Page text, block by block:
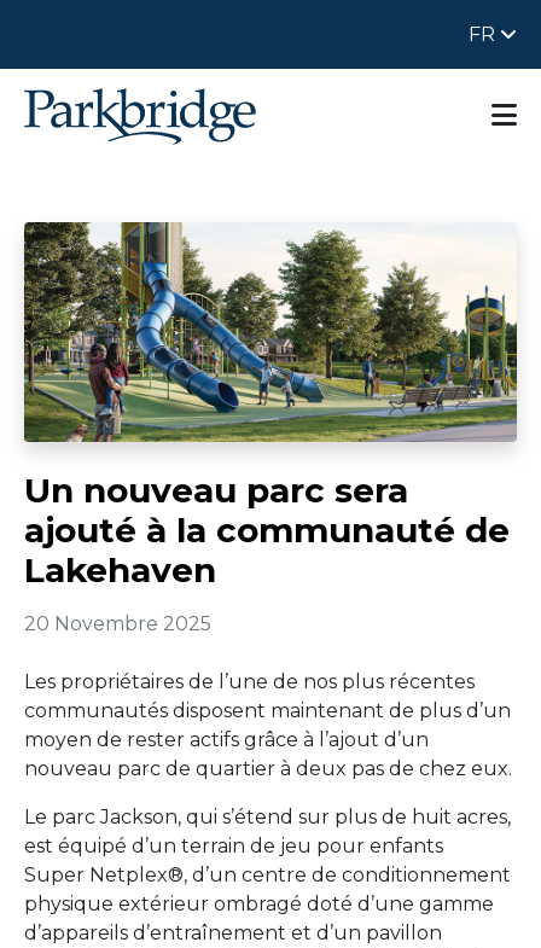
FR
Un nouveau parc sera
ajouté à la communauté de
Lakehaven
20 Novembre 2025
Les propriétaires de l’une de nos plus récentes
communautés disposent maintenant de plus d’un
moyen de rester actifs grâce à l’ajout d’un
nouveau parc de quartier à deux pas de chez eux.
Le parc Jackson, qui s’étend sur plus de huit acres,
est équipé d’un terrain de jeu pour enfants
Super Netplex®, d’un centre de conditionnement
physique extérieur ombragé doté d’une gamme
d’appareils d’entraînement et d’un pavillon